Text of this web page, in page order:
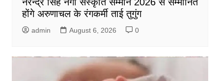
होंगे अरुणाचल के रंगकर्मी ताई तुगुंग
admin August 6, 2026 0